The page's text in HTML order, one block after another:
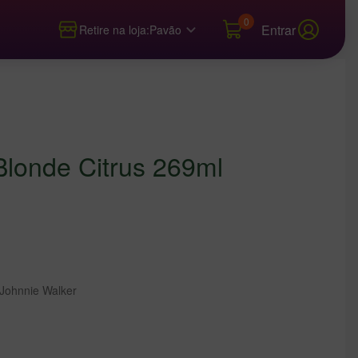
Retire na loja:Pavão
0 Entrar
Citrus 269ml
Johnnie Walker